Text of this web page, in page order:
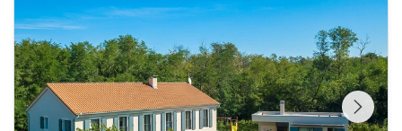
Guardate l'intera
galleria sulla